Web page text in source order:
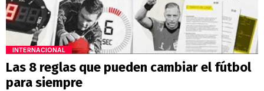
INTERNACIONAL
Las 8 reglas que pueden cambiar el fútbol
para siempre